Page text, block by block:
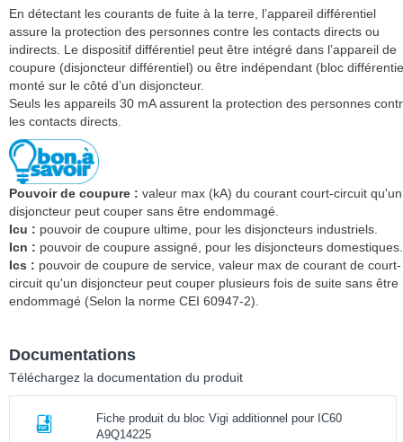
En détectant les courants de fuite à la terre, l’appareil différentiel
assure la protection des personnes contre les contacts directs ou
indirects. Le dispositif différentiel peut être intégré dans l’appareil de
coupure (disjoncteur différentiel) ou être indépendant (bloc
monté sur le côté d’un disjoncteur.
Seuls les appareils 30 mA assurent la protection des personnes
les contacts directs.
Pouvoir de coupure : valeur max (kA) du courant court-circuit qu'un
disjoncteur peut couper sans être endommagé.
Icu : pouvoir de coupure ultime, pour les disjoncteurs industriels.
Icn : pouvoir de coupure assigné, pour les disjoncteurs domestiques.
Ics : pouvoir de coupure de service, valeur max de courant de court-
circuit qu'un disjoncteur peut couper plusieurs fois de suite sans être
endommagé (Selon la norme CEI 60947-2).
Documentations
Téléchargez la documentation du produit
Fiche produit du bloc Vigi additionnel pour IC60
A9Q14225